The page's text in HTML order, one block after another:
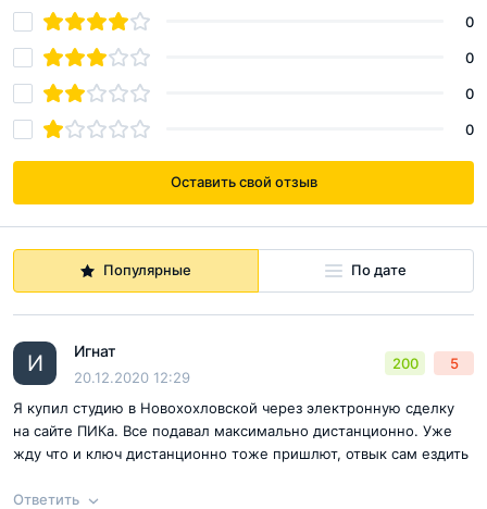
Оставить свой отзыв
Популярные По дате
И Игнат
20.12.2020 12:29
200 5
Я купил студию в Новохохловской через электронную сделку
на сайте ПИКа. Все подавал максимально дистанционно. Уже
жду что и ключ дистанционно тоже пришлют, отвык сам ездить
Ответить
0
0
0
0